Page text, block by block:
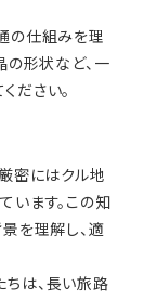
の仕組みを理
の形状など、一
ださい。
密にはクル地
います。この知
を理解し、適
は、長い旅路